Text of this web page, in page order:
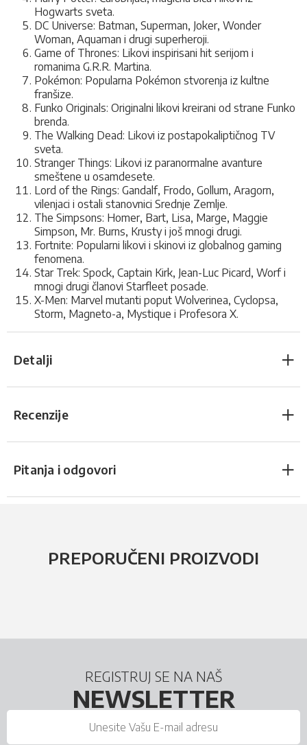
Hogwarts sveta.
DC Universe: Batman, Superman, Joker, Wonder
Woman, Aquaman i drugi superheroji.
Game of Thrones: Likovi inspirisani hit serijom i
romanima G.R.R. Martina.
Pokémon: Popularna Pokémon stvorenja iz kultne
franšize.
Funko Originals: Originalni likovi kreirani od strane Funko
brenda.
The Walking Dead: Likovi iz postapokaliptičnog TV
sveta.
Stranger Things: Likovi iz paranormalne avanture
smeštene u osamdesete.
Lord of the Rings: Gandalf, Frodo, Gollum, Aragorn,
vilenjaci i ostali stanovnici Srednje Zemlje.
The Simpsons: Homer, Bart, Lisa, Marge, Maggie
Simpson, Mr. Burns, Krusty i još mnogi drugi.
Fortnite: Popularni likovi i skinovi iz globalnog gaming
fenomena.
Star Trek: Spock, Captain Kirk, Jean-Luc Picard, Worf i
mnogi drugi članovi Starfleet posade.
X-Men: Marvel mutanti poput Wolverinea, Cyclopsa,
Storm, Magneto-a, Mystique i Profesora X.
Detalji
Recenzije
Pitanja i odgovori
PREPORUČENI PROIZVODI
REGISTRUJ SE NA NAŠ
NEWSLETTER